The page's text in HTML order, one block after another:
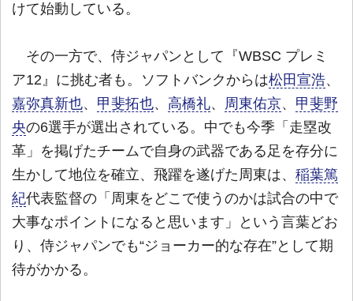
けて始動している。
その一方で、侍ジャパンとして『WBSC プレミ
ア12』に挑む者も。ソフトバンクからは松田宣浩、
嘉弥真新也、 甲斐拓也、 高橋礼、 周東佑京、 甲斐野
央の6選手が選出されている。中でも今季「走塁改
革」を掲げたチームで自身の武器である足を存分に
生かして地位を確立、飛躍を遂げた周東は、 稲葉篤
紀代表監督の「周東をどこで使うのかは試合の中で
大事なポイントになると思います」という言葉どお
り、侍ジャパンでも“ジョーカー的な存在”として期
待がかかる。